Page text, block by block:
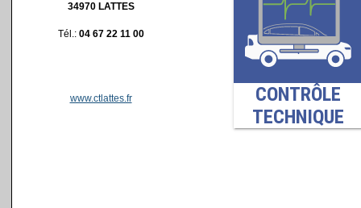
34970 LATTES
Tél.:04 67 22 11 00
www.ctlattes.fr